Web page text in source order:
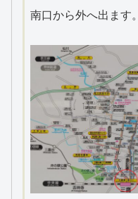
南口から外へ出ます。